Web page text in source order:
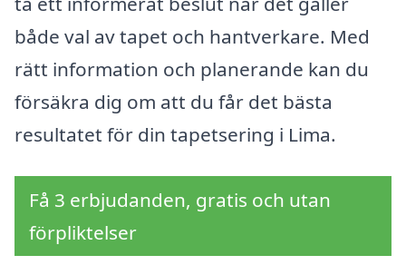
både val av tapet och hantverkare. Med
rätt information och planerande kan du
försäkra dig om att du får det bästa
resultatet för din tapetsering i Lima.
Få 3 erbjudanden, gratis och utan
förpliktelser